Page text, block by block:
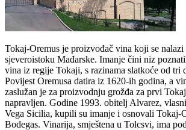
Tokaj-Oremus je proizvođač vina koji se
sjeveroistoku Mađarske. Imanje čini niz
vina iz regije Tokaji, s razinama slatkoće od tri
Povijest Oremusa datira iz 1620-ih godina, a
zaslužan je za proizvodnju grožđa za prvi
napravljen. Godine 1993. obitelj Alvarez,
Vega Sicilia, kupili su imanje i osnovali Tokaj-
Bodegas. Vinarija, smještena u Tolcsvi, ima